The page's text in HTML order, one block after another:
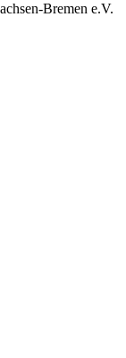
Bremen e.V.